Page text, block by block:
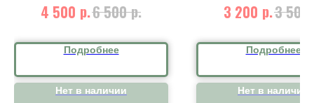
4 500 р.6 500 р.
Подробнее
Нет в наличии
3 200 р.3 500
Подробнее
Нет в наличии